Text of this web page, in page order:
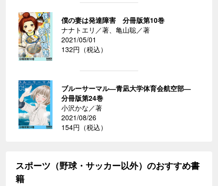
僕の妻は発達障害 分冊版第10巻
ナナトエリ／著、亀山聡／著
2021/05/01
132円（税込）
ブルーサーマル―青凪大学体育会航空部―
分冊版第24巻
小沢かな／著
2021/08/26
154円（税込）
スポーツ（野球・サッカー以外）のおすすめ書
籍